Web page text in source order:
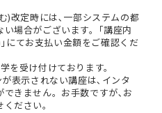
)改定時には､一部システムの都
場合がございます。｢講座内
にてお支払い金額をご確認くだ
を受け付けております。
表示されない講座は､インタ
できません。お手数ですが､お
ださい。